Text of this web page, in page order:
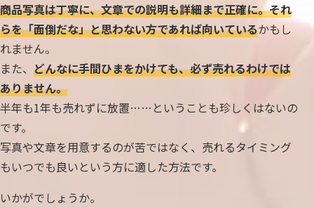
商品写真は丁寧に、文章での説明も詳細まで正確に。それ
らを「面倒だな」と思わない方であれば向いているかもし
れません。
また、 どんなに手間ひまをかけても、必ず売れるわけでは
ありません。
半年も1年も売れずに放置……ということも珍しくはないの
です。
写真や文章を用意するのが苦ではなく、売れるタイミング
もいつでも良いという方に適した方法です。
いかがでしょうか。